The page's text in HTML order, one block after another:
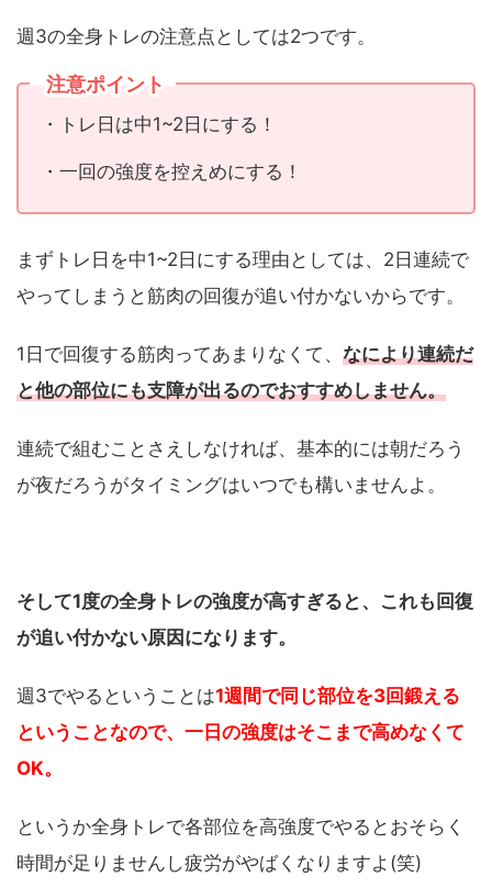
週3の全身トレの注意点としては2つです。
注意ポイント
・トレ日は中1~2日にする！
・一回の強度を控えめにする！
まずトレ日を中1~2日にする理由としては、2日連続で
やってしまうと筋肉の回復が追い付かないからです。
1日で回復する筋肉ってあまりなくて、 なにより連続だ
と他の部位にも支障が出るのでおすすめしません。
連続で組むことさえしなければ、基本的には朝だろう
が夜だろうがタイミングはいつでも構いませんよ。
そして1度の全身トレの強度が高すぎると、これも回復
が追い付かない原因になります。
週3でやるということは1週間で同じ部位を3回鍛える
ということなので、一日の強度はそこまで高めなくて
OK。
というか全身トレで各部位を高強度でやるとおそらく
時間が足りませんし疲労がやばくなりますよ(笑)